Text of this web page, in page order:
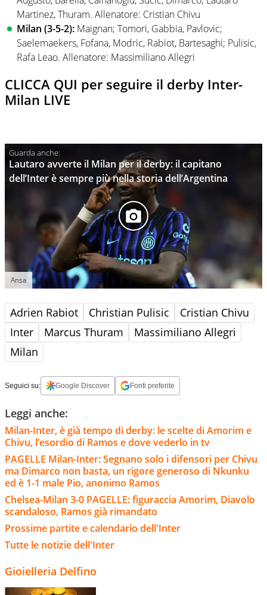
Martinez, Thuram. Allenatore: Cristian Chivu
Milan (3-5-2): Maignan; Tomori, Gabbia, Pavlovic;
Saelemaekers, Fofana, Modric, Rabiot, Bartesaghi; Pulisic,
Rafa Leao. Allenatore: Massimiliano Allegri
CLICCA QUI per seguire il derby Inter-
Milan LIVE
Lautaro avverte il Milan per il derby: il capitano
dell’Inter è sempre più nella storia dell’Argentina
Ansa
Adrien Rabiot Christian Pulisic
Cristian Chivu
Inter
Marcus Thuram
Massimiliano Allegri
Milan
Seguici su: Google Discover Fonti preferite
Leggi anche:
Milan-Inter, è già tempo di derby: le scelte di Amorim e
Chivu, l’esordio di Ramos e dove vederlo in tv
PAGELLE Milan-Inter: Segnano solo i difensori per Chivu
ma Dimarco non basta, un rigore generoso di Nkunku
ed è 1-1 male Pio, anonimo Ramos
Chelsea-Milan 3-0 PAGELLE: figuraccia Amorim, Diavolo
scandaloso, Ramos già rimandato
Prossime partite e calendario dell'Inter
Tutte le notizie dell'Inter
Gioielleria Delfino